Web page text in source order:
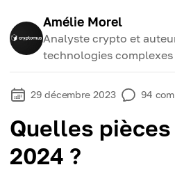
Amélie Morel
Analyste crypto et
technologies complexes
29 décembre 2023 94
Quelles
2024 ?